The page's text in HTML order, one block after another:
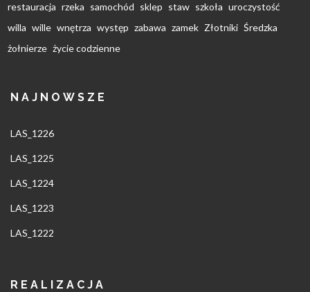
restauracja rzeka samochód sklep staw szkoła uroczystość
willa wille wnętrza występ zabawa zamek Złotniki Średzka
żołnierze życie codzienne
NAJNOWSZE
LAS_1226
LAS_1225
LAS_1224
LAS_1223
LAS_1222
REALIZACJA